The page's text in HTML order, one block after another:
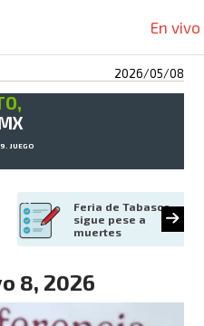
En vivo
2026/05/08
JUEGO
Feria de Tabasco
sigue pese a
muertes
8, 2026